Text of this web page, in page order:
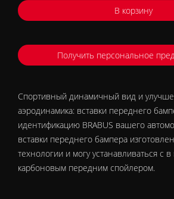
В корзину
Получить персональное
Спортивный динамичный вид и
аэродинамика: вставки переднего
идентификацию BRABUS вашего
вставки переднего бампера
технологии и могу устанавливаться с
карбоновым передним спойлером.